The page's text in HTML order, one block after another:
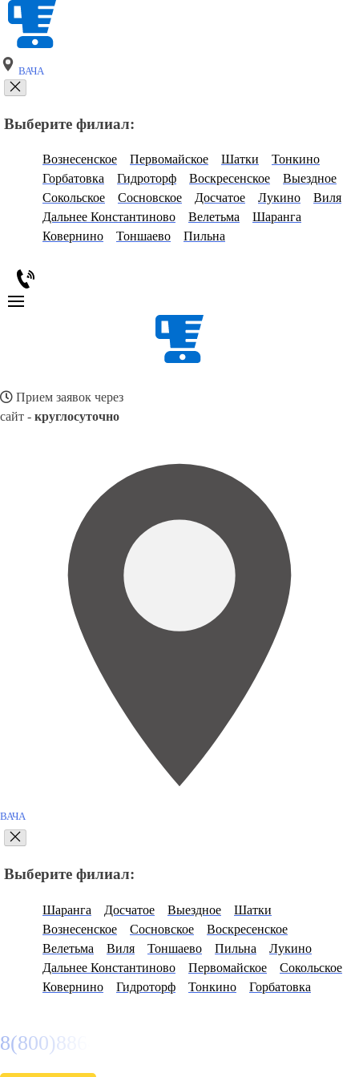
ВАЧА
Выберите филиал:
Вознесенское Первомайское Шатки
Тонкино
Горбатовка
Гидроторф Воскресенское
Выездное
Сокольское
Сосновское Досчатое Лукино
Виля
Дальнее Константиново
Велетьма
Шаранга
Ковернино
Тоншаево Пильна
Прием заявок через
сайт - круглосуточно
ВАЧА
Выберите филиал:
Шаранга Досчатое Выездное
Шатки
Вознесенское
Сосновское
Воскресенское
Велетьма
Виля Тоншаево Пильна
Лукино
Дальнее Константиново
Первомайское
Сокольское
Ковернино
Гидроторф Тонкино Горбатовка
8(800)886486